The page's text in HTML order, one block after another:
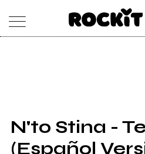
SHOP
RADIO
N'to Stina -
(Español